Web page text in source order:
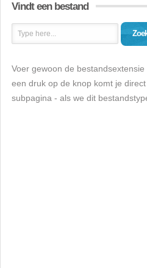
Vindt een bestand
Voer gewoon de bestandsextensie
een druk op de knop komt je
subpagina - als we dit